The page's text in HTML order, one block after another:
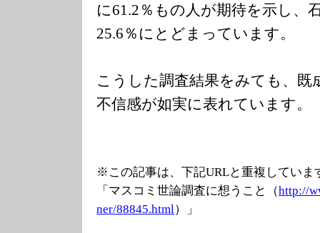
に61.2％もの人が期待を示し、
25.6％にとどまっています。
こうした調査結果をみても、既
不信感が如実に表れています。
※この記事は、下記URLと重複していま
「マスコミ世論調査に想うこと（http://
ner/88845.html ）」